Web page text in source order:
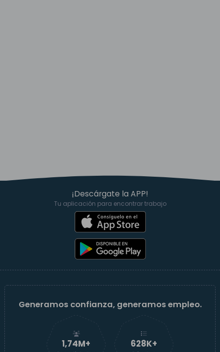
¡Descárgate la APP!
Tu aplicación para encontrar trabajo
Generamos confianza, generamos empleo.
1,74M+ 629K+